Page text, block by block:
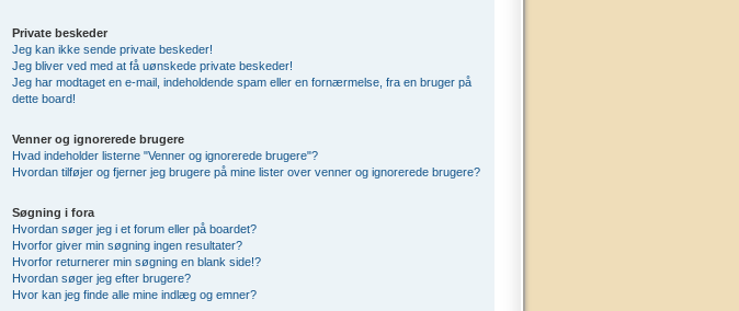
Private beskeder
Jeg kan ikke sende private beskeder!
Jeg bliver ved med at få uønskede private beskeder!
Jeg har modtaget en e-mail, indeholdende spam eller en fornærmelse, fra en bruger på
dette board!
Venner og ignorerede brugere
Hvad indeholder listerne "Venner og ignorerede brugere"?
Hvordan tilføjer og fjerner jeg brugere på mine lister over venner og ignorerede brugere?
Søgning i fora
Hvordan søger jeg i et forum eller på boardet?
Hvorfor giver min søgning ingen resultater?
Hvorfor returnerer min søgning en blank side!?
Hvordan søger jeg efter brugere?
Hvor kan jeg finde alle mine indlæg og emner?